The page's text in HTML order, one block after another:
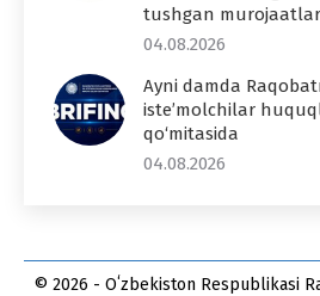
tushgan
04.08.2026
Ayni damda
iste’molchilar
qo‘mitasida
04.08.2026
© 2026 - Oʻzbekiston Respublikasi